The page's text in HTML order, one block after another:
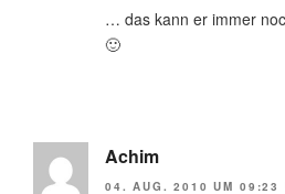
… das kann er immer
🙂
Achim
04. AUG. 2010 UM 09:23